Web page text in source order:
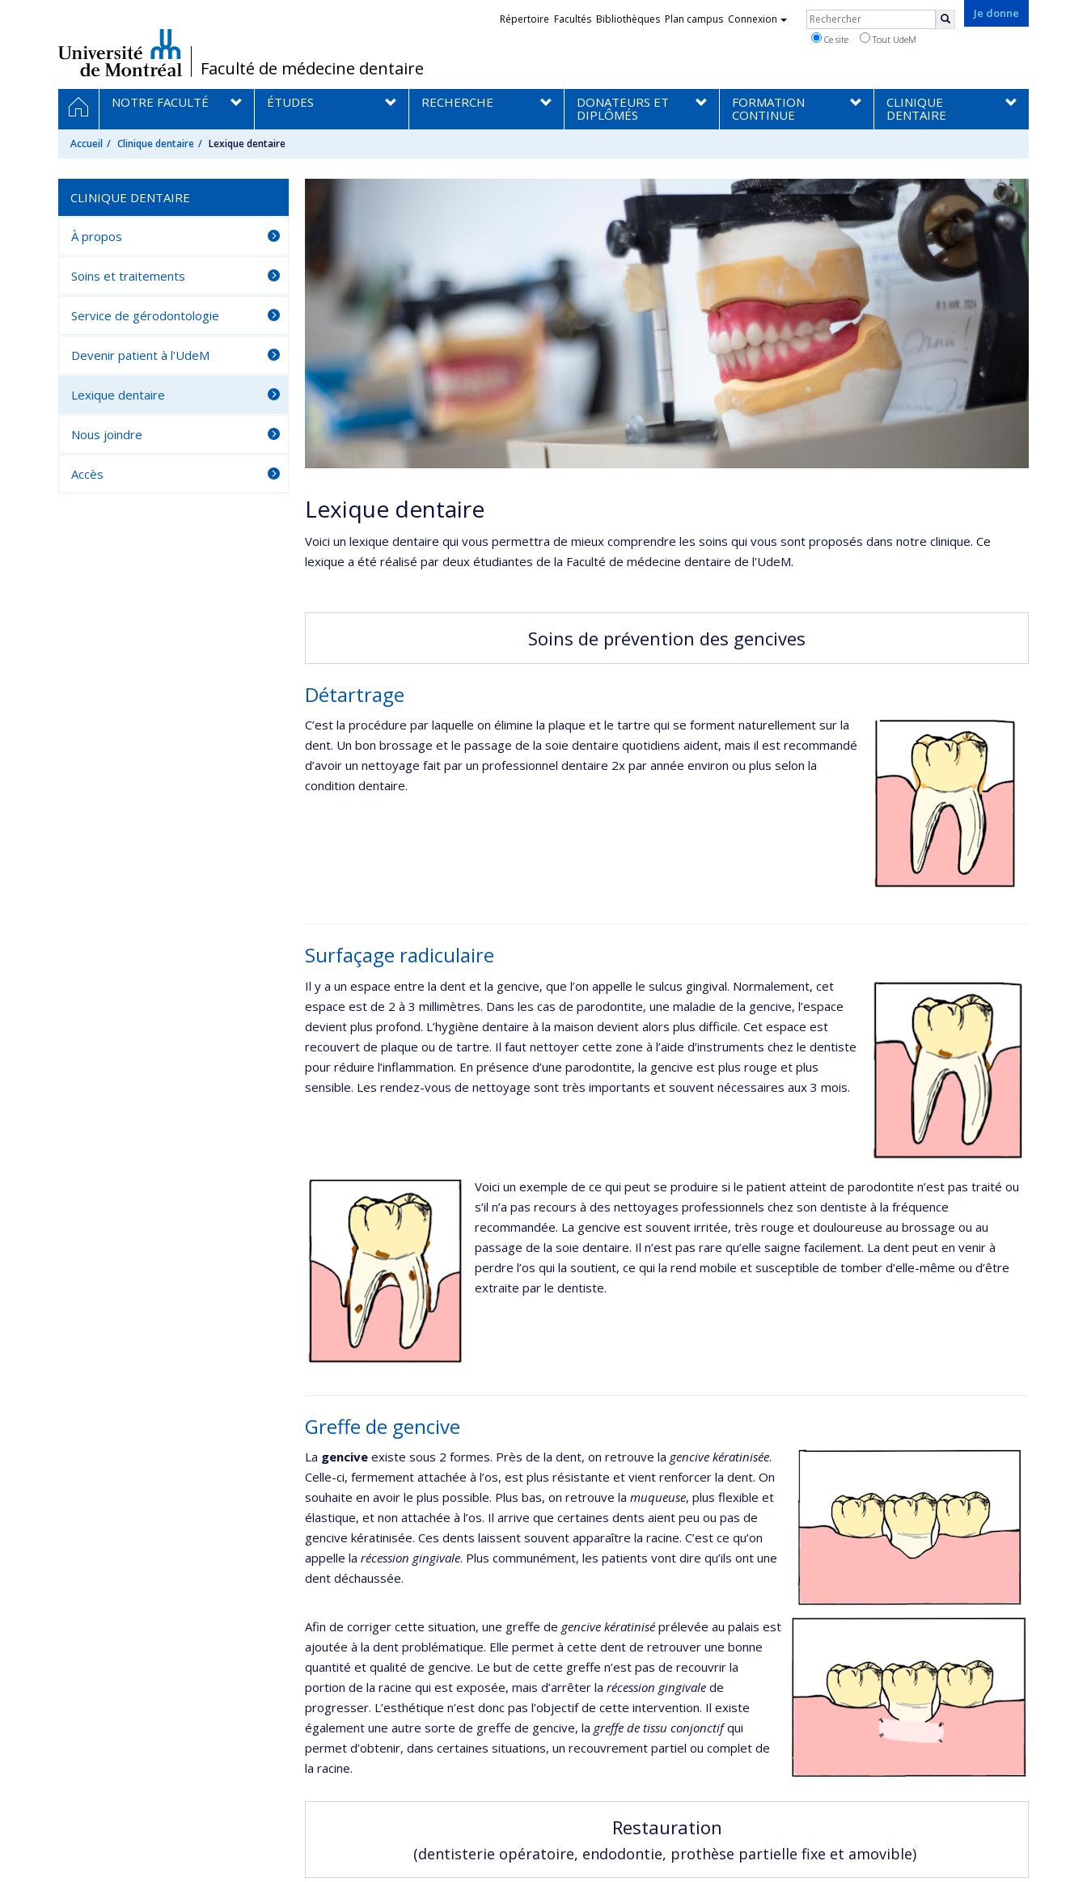
/Faculté de médecine dentaire
Je donne
Liens
Répertoire Facultés Bibliothèques Plan campus Connexion Rechercher
Ce site Tout UdeM
Navigation
principale
ACCUEIL
NOTRE FACULTÉ ÉTUDES RECHERCHE
DONATEURS ET
DIPLÔMÉS
FORMATION
CONTINUE
CLINIQUE
DENTAIRE
Accueil Clinique dentaire Lexique dentaire
Lexique dentaire
Voici un lexique dentaire qui vous permettra de mieux comprendre les soins qui vous sont proposés dans notre clinique. Ce
lexique a été réalisé par deux étudiantes de la Faculté de médecine dentaire de l'UdeM.
Soins de prévention des gencives
Détartrage
C’est la procédure par laquelle on élimine la plaque et le tartre qui se forment naturellement sur la
dent. Un bon brossage et le passage de la soie dentaire quotidiens aident, mais il est recommandé
d’avoir un nettoyage fait par un professionnel dentaire 2x par année environ ou plus selon la
condition dentaire.
Surfaçage radiculaire
Il y a un espace entre la dent et la gencive, que l’on appelle le sulcus gingival. Normalement, cet
espace est de 2 à 3 millimètres. Dans les cas de parodontite, une maladie de la gencive, l’espace
devient plus profond. L’hygiène dentaire à la maison devient alors plus difficile. Cet espace est
recouvert de plaque ou de tartre. Il faut nettoyer cette zone à l’aide d’instruments chez le dentiste
pour réduire l’inflammation. En présence d’une parodontite, la gencive est plus rouge et plus
sensible. Les rendez-vous de nettoyage sont très importants et souvent nécessaires aux 3 mois.
Voici un exemple de ce qui peut se produire si le patient atteint de parodontite n’est pas traité ou
s’il n’a pas recours à des nettoyages professionnels chez son dentiste à la fréquence
recommandée. La gencive est souvent irritée, très rouge et douloureuse au brossage ou au
passage de la soie dentaire. Il n’est pas rare qu’elle saigne facilement. La dent peut en venir à
perdre l’os qui la soutient, ce qui la rend mobile et susceptible de tomber d’elle-même ou d’être
extraite par le dentiste.
Greffe de gencive
La gencive existe sous 2 formes. Près de la dent, on retrouve la gencive kératinisée.
Celle-ci, fermement attachée à l’os, est plus résistante et vient renforcer la dent. On
souhaite en avoir le plus possible. Plus bas, on retrouve la muqueuse, plus flexible et
élastique, et non attachée à l’os. Il arrive que certaines dents aient peu ou pas de
gencive kératinisée. Ces dents laissent souvent apparaître la racine. C’est ce qu’on
appelle la récession gingivale. Plus communément, les patients vont dire qu’ils ont une
dent déchaussée.
Afin de corriger cette situation, une greffe de gencive kératinisé prélevée au palais est
ajoutée à la dent problématique. Elle permet à cette dent de retrouver une bonne
quantité et qualité de gencive. Le but de cette greffe n’est pas de recouvrir la
portion de la racine qui est exposée, mais d’arrêter la récession gingivale de
progresser. L’esthétique n’est donc pas l’objectif de cette intervention. Il existe
également une autre sorte de greffe de gencive, la greffe de tissu conjonctifqui
permet d’obtenir, dans certaines situations, un recouvrement partiel ou complet de
la racine.
Restauration
(dentisterie opératoire, endodontie, prothèse partielle fixe et amovible)
CLINIQUE DENTAIRE
À propos
Soins et traitements
Service de gérodontologie
Devenir patient à l'UdeM
Lexique dentaire
Nous joindre
Accès